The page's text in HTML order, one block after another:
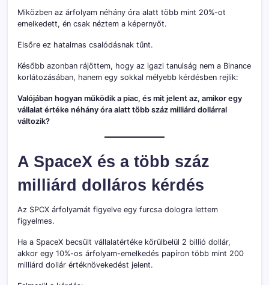
Miközben az árfolyam néhány óra alatt több mint 20%-ot
emelkedett, én csak néztem a képernyőt.
Elsőre ez hatalmas csalódásnak tűnt.
Később azonban rájöttem, hogy az igazi tanulság nem a Binance
korlátozásában, hanem egy sokkal mélyebb kérdésben rejlik:
Valójában hogyan működik a piac, és mit jelent az, amikor egy
vállalat értéke néhány óra alatt több száz milliárd dollárral
változik?
A SpaceX és a több száz
milliárd dolláros kérdés
Az SPCX árfolyamát figyelve egy furcsa dologra lettem
figyelmes.
Ha a SpaceX becsült vállalatértéke körülbelül 2 billió dollár,
akkor egy 10%-os árfolyam-emelkedés papíron több mint 200
milliárd dollár értéknövekedést jelent.